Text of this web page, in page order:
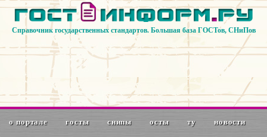
Справочник государственных стандартов. Большая база ГОСТов, СНиПов
о портале госты снипы осты ту новости